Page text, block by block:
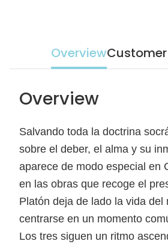
Overview
Overview
Salvando toda la doctrina
sobre el deber, el alma y su
aparece de modo especial en
en las obras que recoge el
Platón deja de lado la vida del
centrarse en un momento
Los tres siguen un ritmo